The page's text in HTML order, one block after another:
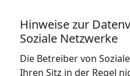
Hinweise zur
Soziale Netzwerke
Die Betreiber von
Ihren Sitz in der Regel